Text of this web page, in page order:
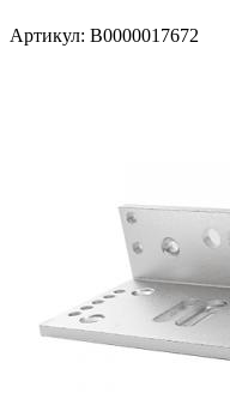
Артикул: В0000017672